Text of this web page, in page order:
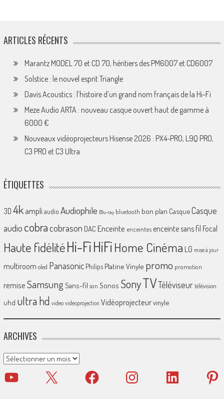
ARTICLES RÉCENTS
Marantz MODEL 70 et CD 70, héritiers des PM6007 et CD6007
Solstice : le nouvel esprit Triangle
Davis Acoustics : l’histoire d’un grand nom français de la Hi-Fi
Meze Audio ARTA : nouveau casque ouvert haut de gamme à
6000 €
Nouveaux vidéoprojecteurs Hisense 2026 : PX4-PRO, L9Q PRO,
C3 PRO et C3 Ultra
ÉTIQUETTES
3D 4k ampliaudio Audiophile Blu-ray bluetooth bon plan CasqueCasque
audio cobracobrason DAC Enceinte enceintes enceinte sans fil Focal
Haute fidélitéHi-FiHiFiHome Cinéma LG mise à jour
multiroom oled Panasonic Philips Platine Vinyle promo promotion
remiseSamsungSans-fil son Sonos SonyTVTéléviseur télévision
uhd ultra hd video videoprojection Vidéoprojecteurvinyle
ARCHIVES
Archives
YouTube X Facebook Instagram LinkedIn